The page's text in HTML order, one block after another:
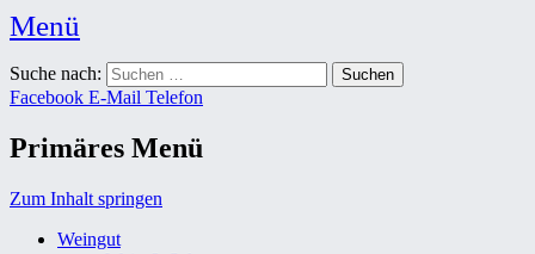
Menü
Weingut Karl Friedrich Aust
Das Weingut im Herzen der Radebeuler Oberlößnitz
Suche nach:
Facebook E-Mail Telefon
Primäres Menü
Zum Inhalt springen
Weingut